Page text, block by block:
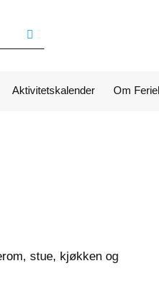
Aktivitetskalender Om
stue, kjøkken og